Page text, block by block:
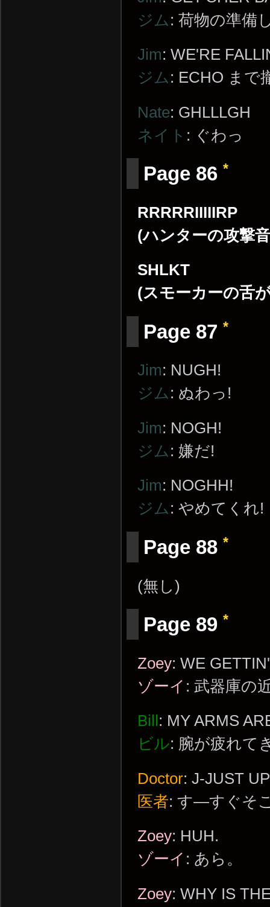
ジム : 荷物の準備
Jim: WE'RE
ジム : ECHO まで
Nate: GHLLLGH
ネイト : ぐわっ
Page 86 *
RRRRRIIIIIRP
(ハンターの攻撃
SHLKT
(スモーカーの舌
Page 87 *
Jim: NUGH!
ジム : ぬわっ!
Jim: NOGH!
ジム : 嫌だ!
Jim: NOGHH!
ジム : やめてくれ!
Page 88 *
(無し)
Page 89 *
Zoey: WE
ゾーイ : 武器庫の
Bill : MY ARMS
ビル: 腕が疲れて
Doctor: J-JUST
医者: す―すぐそ
Zoey: HUH.
ゾーイ : あら。
Zoey: WHY IS